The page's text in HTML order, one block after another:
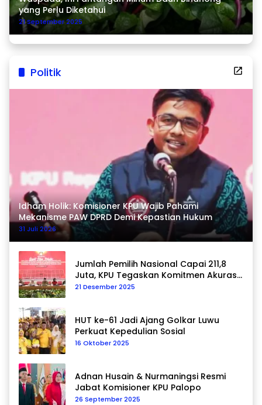
yang Perlu Diketahui
21 September 2025
Politik
Idham Holik: Komisioner KPU Wajib Pahami
Mekanisme PAW DPRD Demi Kepastian Hukum
31 Juli 2026
Jumlah Pemilih Nasional Capai 211,8
Juta, KPU Tegaskan Komitmen Akurasi
Data Berkelanjutan
21 Desember 2025
HUT ke-61 Jadi Ajang Golkar Luwu
Perkuat Kepedulian Sosial
16 Oktober 2025
Adnan Husain & Nurmaningsi Resmi
Jabat Komisioner KPU Palopo
26 September 2025